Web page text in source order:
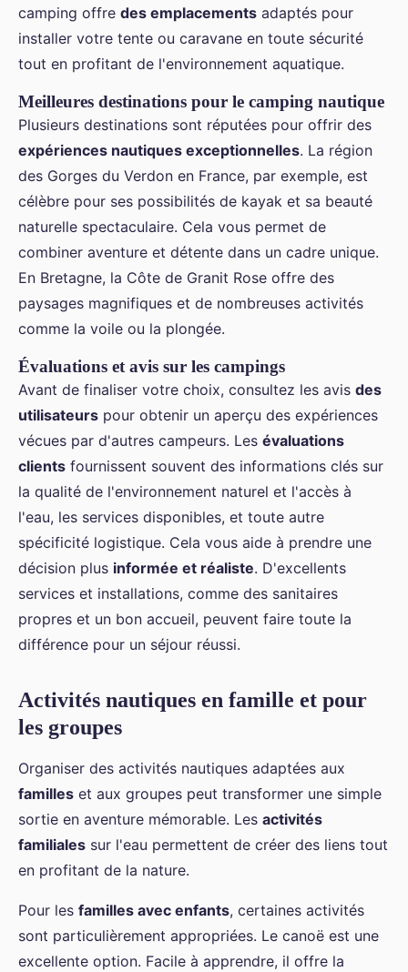
camping offre des emplacements adaptés pour
installer votre tente ou caravane en toute sécurité
tout en profitant de l'environnement aquatique.
Meilleures destinations pour le camping nautique
Plusieurs destinations sont réputées pour offrir des
expériences nautiques exceptionnelles. La région
des Gorges du Verdon en France, par exemple, est
célèbre pour ses possibilités de kayak et sa beauté
naturelle spectaculaire. Cela vous permet de
combiner aventure et détente dans un cadre unique.
En Bretagne, la Côte de Granit Rose offre des
paysages magnifiques et de nombreuses activités
comme la voile ou la plongée.
Évaluations et avis sur les campings
Avant de finaliser votre choix, consultez les avis des
utilisateurs pour obtenir un aperçu des expériences
vécues par d'autres campeurs. Les évaluations
clients fournissent souvent des informations clés sur
la qualité de l'environnement naturel et l'accès à
l'eau, les services disponibles, et toute autre
spécificité logistique. Cela vous aide à prendre une
décision plus informée et réaliste. D'excellents
services et installations, comme des sanitaires
propres et un bon accueil, peuvent faire toute la
différence pour un séjour réussi.
Activités nautiques en famille et pour
les groupes
Organiser des activités nautiques adaptées aux
familles et aux groupes peut transformer une simple
sortie en aventure mémorable. Les activités
familiales sur l'eau permettent de créer des liens tout
en profitant de la nature.
Pour les familles avec enfants, certaines activités
sont particulièrement appropriées. Le canoë est une
excellente option. Facile à apprendre, il offre la